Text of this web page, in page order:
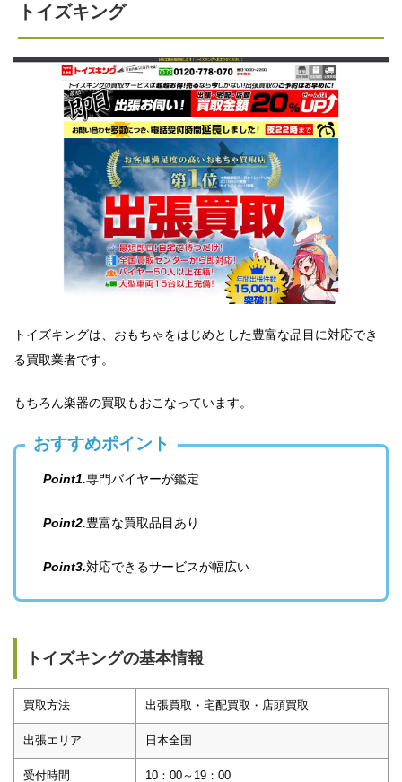
トイズキング
トイズキングは、おもちゃをはじめとした豊富な品目に対応でき
る買取業者です。
もちろん楽器の買取もおこなっています。
おすすめポイント
Point1.専門バイヤーが鑑定
Point2.豊富な買取品目あり
Point3.対応できるサービスが幅広い
トイズキングの基本情報
買取方法 出張買取・宅配買取・店頭買取
出張エリア 日本全国
受付時間 10：00～19：00